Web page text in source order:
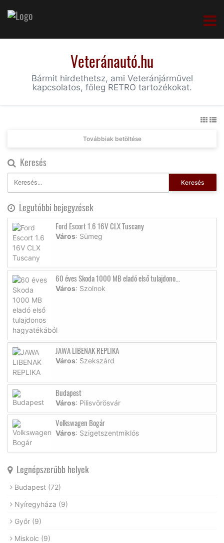
Veteránautó.hu
Bármit hirdethetsz, ami Veteránjárművel
kapcsolatos, főleg RETRO tartozékokat.
Továbbiak betöltése
Keresés
Keresés
Legutóbbi bejegyzések
Ford Escort 1.6 16V CLX Tuscany
Város: Sümeg
60 éves Skoda 1000 MB eladó első tulajdono...
Város: Szolnok
JAWA LIBENAK REPLIKA
Város: Szekszárd
Budapest
Város: Pilisvörösvár
Volkswagen Bogár
Város: Szigetszentmiklós
Legnépszerűbb helyek
Budapest (72)
Nyíregyháza (9)
Győr (9)
Miskolc (9)